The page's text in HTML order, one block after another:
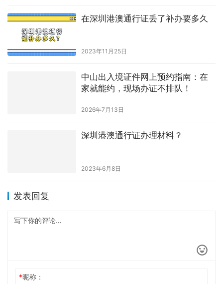
在深圳港澳通行证丢了补办要多久
2023年11月25日
中山出入境证件网上预约指南：在
家就能约，现场办证不排队！
2026年7月13日
深圳港澳通行证办理材料？
2023年6月8日
发表回复
*昵称：